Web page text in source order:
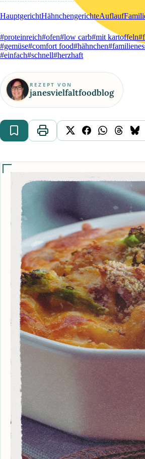
HauptgerichtHähnchengerichteAuflauf
#proteinreich#ofen#low carb#mit kartoffeln
#gemüse#comfort food#hähnchen
#einfach#schnell#herzhaft
REZEPT VON
janesvielfaltfoodblog